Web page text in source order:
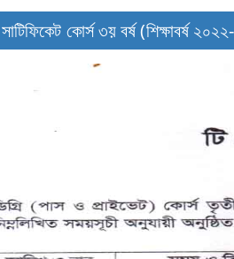
কোর্স ৩য় বর্ষ (শিক্ষাবর্ষ